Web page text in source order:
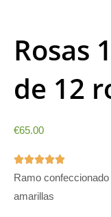
Rosas
de 12
€65.00
5/5
Ramo
amarillas